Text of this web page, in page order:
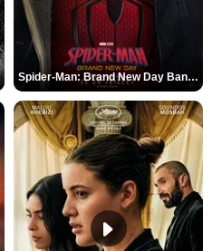
Spider-Man: Brand New Day Bande-annonce VO STFR